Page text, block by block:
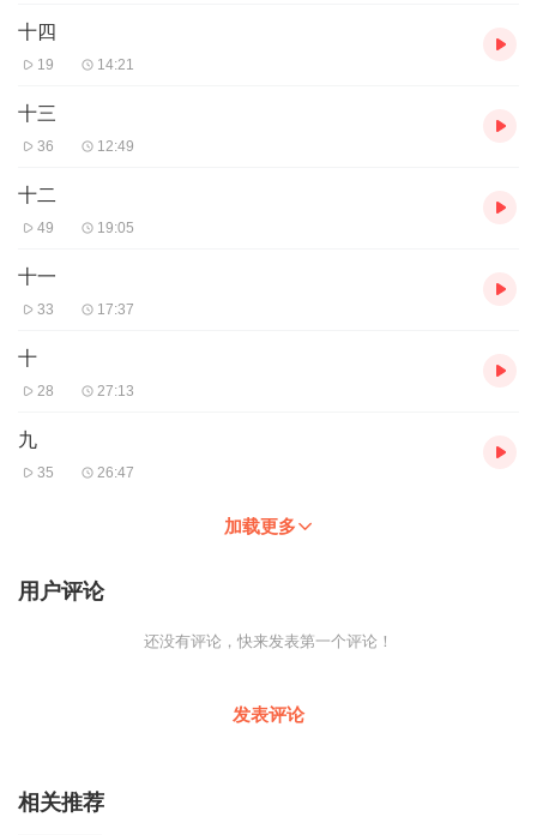
十四
19 14:21
十三
36 12:49
十二
49 19:05
十一
33 17:37
十
28 27:13
九
35 26:47
加载更多
用户评论
还没有评论，快来发表第一个评论！
发表评论
相关推荐